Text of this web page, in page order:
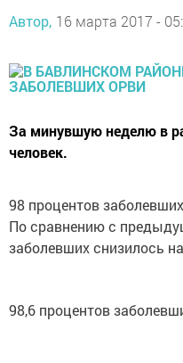
Автор, 16 марта 2017 -
За минувшую неделю в
человек.
98 процентов
По сравнению с
заболевших снизилось
98,6 процентов